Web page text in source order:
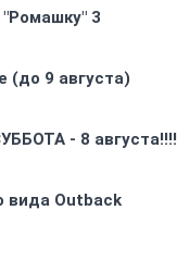
3
(до 9 августа)
- 8 августа!!!!
вида Outback